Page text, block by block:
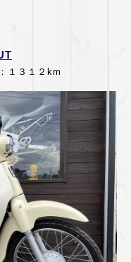
１３１２km